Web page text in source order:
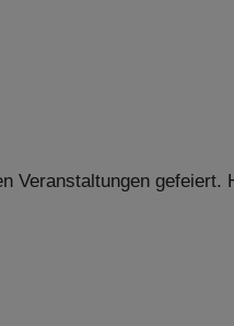
Veranstaltungen gefeiert.